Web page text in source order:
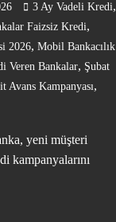
3 Ay Vadeli Kredi,
Faizsiz Kredi,
2026, Mobil Bankacılık
Veren Bankalar, Şubat
Avans Kampanyası,
yeni müşteri
kampanyalarını